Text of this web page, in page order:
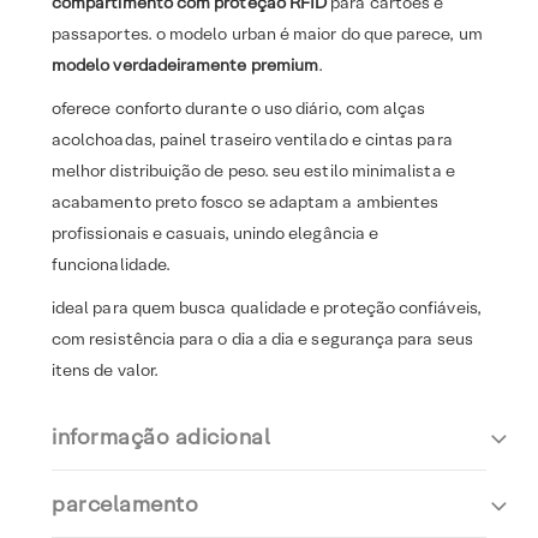
passaportes. o modelo urban é maior do que parece, um
modelo verdadeiramente premium.
oferece conforto durante o uso diário, com alças
acolchoadas, painel traseiro ventilado e cintas para
melhor distribuição de peso. seu estilo minimalista e
acabamento preto fosco se adaptam a ambientes
profissionais e casuais, unindo elegância e
funcionalidade.
ideal para quem busca qualidade e proteção confiáveis,
com resistência para o dia a dia e segurança para seus
itens de valor.
informação adicional
parcelamento